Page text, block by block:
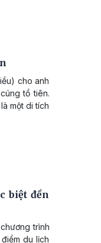
cho anh
tổ tiên.
một di tích
biệt đền
trình
du lịch